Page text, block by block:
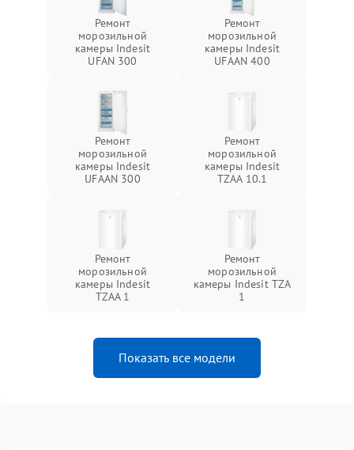
Ремонт
морозильной
камеры Indesit
UFAN 300
Ремонт
морозильной
камеры Indesit
UFAAN 400
Ремонт
морозильной
камеры Indesit
UFAAN 300
Ремонт
морозильной
камеры Indesit
TZAA 10.1
Ремонт
морозильной
камеры Indesit
TZAA 1
Ремонт
морозильной
камеры Indesit TZA
1
Показать все модели